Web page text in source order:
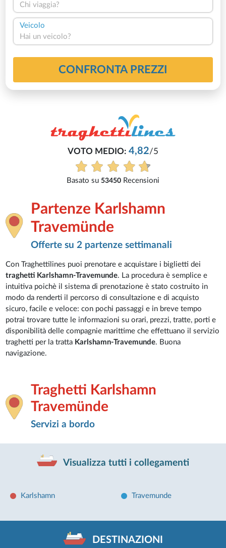
Chi viaggia?
Veicolo
Hai un veicolo?
CONFRONTA PREZZI
VOTO MEDIO: 4,82/5
Basato su 53450 Recensioni
Partenze Karlshamn
Travemünde
Offerte su 2 partenze settimanali
Con Traghettilines puoi prenotare e acquistare i biglietti dei
traghetti Karlshamn-Travemunde. La procedura è semplice e
intuitiva poichè il sistema di prenotazione è stato costruito in
modo da renderti il percorso di consultazione e di acquisto
sicuro, facile e veloce: con pochi passaggi e in breve tempo
potrai trovare tutte le informazioni su orari, prezzi, tratte, porti e
disponibilità delle compagnie marittime che effettuano il servizio
traghetti per la tratta Karlshamn-Travemunde. Buona
navigazione.
Traghetti Karlshamn
Travemünde
Servizi a bordo
Visualizza tutti i collegamenti
Karlshamn Travemunde
DESTINAZIONI